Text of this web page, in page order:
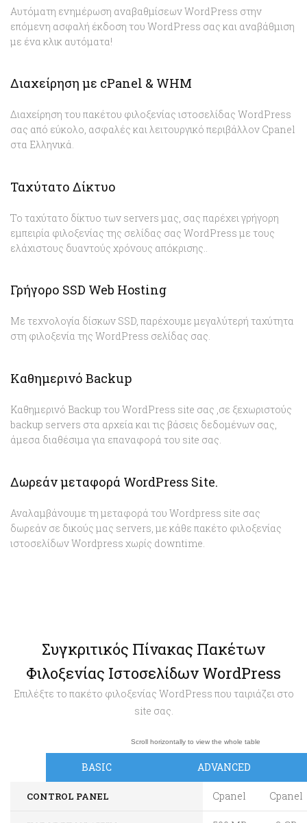
Αυτόματη ενημέρωση αναβαθμίσεων WordPress στην
επόμενη ασφαλή έκδοση του WordPress σας και αναβάθμιση
με ένα κλικ αυτόματα!
Διαχείρηση με cPanel & WHM
Διαχείρηση του πακέτου φιλοξενίας ιστοσελίδας WordPress
σας από εύκολο, ασφαλές και λειτουργικό περιβάλλον Cpanel
στα Ελληνικά.
Ταχύτατο Δίκτυο
Το ταχύτατο δίκτυο των servers μας, σας παρέχει γρήγορη
εμπειρία φιλοξενίας της σελίδας σας WordPress με τους
ελάχιστους δυαντούς χρόνους απόκρισης..
Γρήγορο SSD Web Hosting
Με τεχνολογία δίσκων SSD, παρέχουμε μεγαλύτερή ταχύτητα
στη φιλοξενία της WordPress σελίδας σας.
Καθημερινό Backup
Καθημερινό Backup του WordPress site σας ,σε ξεχωριστούς
backup servers στα αρχεία και τις βάσεις δεδομένων σας,
άμεσα διαθέσιμα για επαναφορά του site σας.
Δωρεάν μεταφορά WordPress Site.
Αναλαμβάνουμε τη μεταφορά του Wordpress site σας
δωρεάν σε δικούς μας servers, με κάθε πακέτο φιλοξενίας
ιστοσελίδων Wordpress χωρίς downtime.
Συγκριτικός Πίνακας Πακέτων
Φιλοξενίας Ιστοσελίδων WordPress
Επιλέξτε το πακέτο φιλοξενίας WordPress που ταιριάζει στο
site σας.
BASIC ADVANCED
CONTROL PANEL Cpanel Cpanel